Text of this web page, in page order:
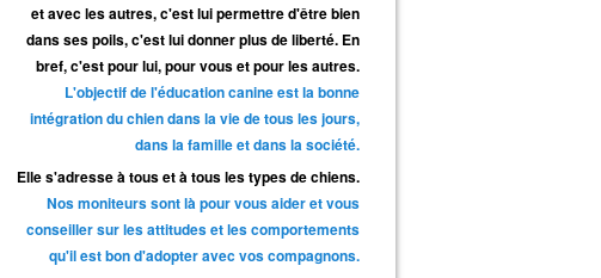
et avec les autres, c'est lui permettre d'être bien
dans ses poils, c'est lui donner plus de liberté. En
bref, c'est pour lui, pour vous et pour les autres.
L'objectif de l'éducation canine est la bonne
intégration du chien dans la vie de tous les jours,
dans la famille et dans la société.
Elle s'adresse à tous et à tous les types de chiens.
Nos moniteurs sont là pour vous aider et vous
conseiller sur les attitudes et les comportements
qu'il est bon d'adopter avec vos compagnons.